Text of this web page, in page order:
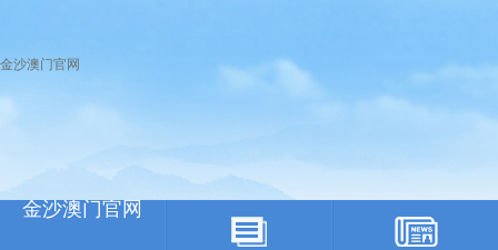
金沙澳门官网
金沙澳门官网